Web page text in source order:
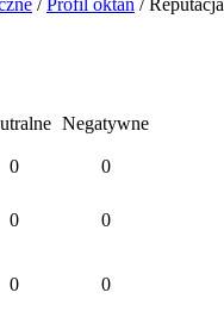
/Profil oktan /Reputacja
Negatywne
0 0
0 0
0 0